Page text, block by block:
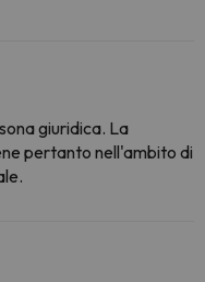
giuridica. La
pertanto nell'ambito di